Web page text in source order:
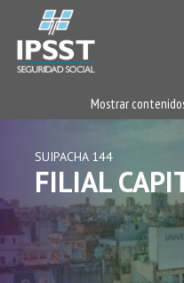
Mostrar
FILIAL
APLICACIÓN
IPSST MÓVIL
VER MÁS